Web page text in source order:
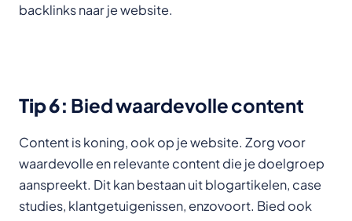
backlinks naar je website.
Tip 6: Bied waardevolle content
Content is koning, ook op je website. Zorg voor
waardevolle en relevante content die je doelgroep
aanspreekt. Dit kan bestaan uit blogartikelen, case
studies, klantgetuigenissen, enzovoort. Bied ook